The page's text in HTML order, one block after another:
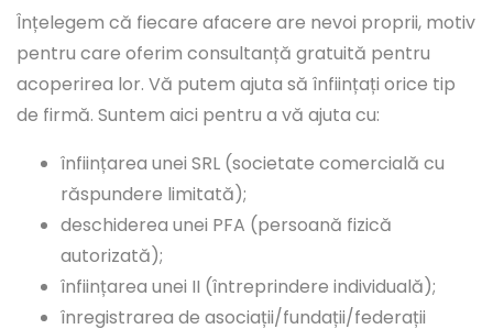
Înțelegem că fiecare afacere are nevoi proprii, motiv
pentru care oferim consultanță gratuită pentru
acoperirea lor. Vă putem ajuta să înființați orice tip
de firmă. Suntem aici pentru a vă ajuta cu:
înființarea unei SRL (societate comercială cu
răspundere limitată);
deschiderea unei PFA (persoană fizică
autorizată);
înființarea unei II (întreprindere individuală);
înregistrarea de asociații/fundații/federații